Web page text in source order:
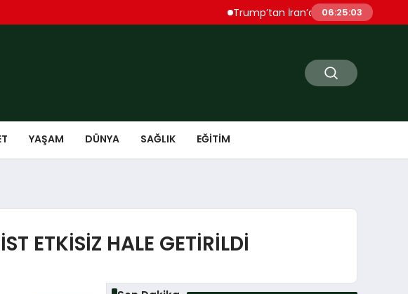
Trump’tan İran’a Sert Uyarı “Çok Ağır
06:25:04
YAŞAM DÜNYA SAĞLIK EĞITIM
ETKİSİZ HALE GETİRİLDİ